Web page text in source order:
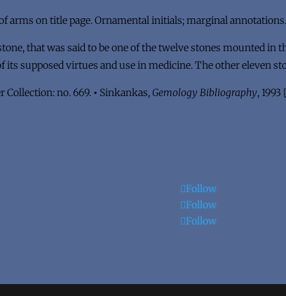
arms on title page. Ornamental initials; marginal annotations.
that was said to be one of the twelve stones mounted in
supposed virtues and use in medicine. The other eleven
Collection: no. 669. • Sinkankas,Gemology Bibliography,
Follow
Follow
Follow